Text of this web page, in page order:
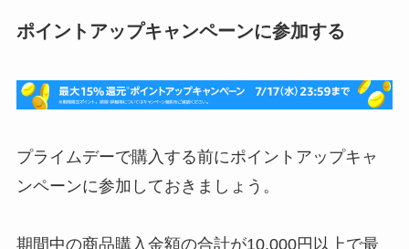
ポイントアップキャンペーンに参加する
プライムデーで購入する前にポイントアップキャ
ンペーンに参加しておきましょう。
期間中の商品購入金額の合計が10,000円以上で最